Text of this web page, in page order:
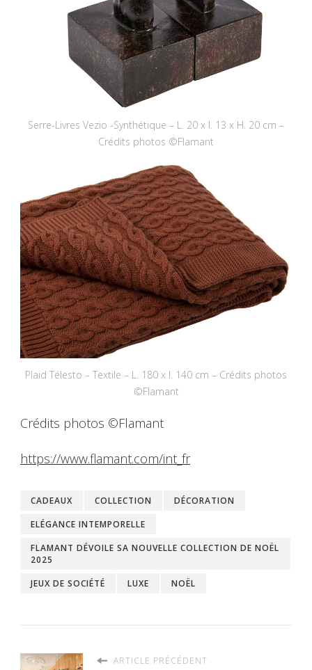
Serre-Livres Vezio -Synthétique – L. 20 x l. 13 x H. 20 cm –
Crédits photos ©Flamant
Plaid Télesto – Textile – L. 180 x l. 140 cm – Crédits photos
©Flamant
Crédits photos ©Flamant
https://www.flamant.com/int_fr
CADEAUX COLLECTION
DÉCORATION
ELÉGANCE INTEMPORELLE
FLAMANT DÉVOILE SA NOUVELLE COLLECTION DE NOËL
2025
JEUX DE SOCIÉTÉ
LUXE NOËL
ARTICLE PRÉCÉDENT